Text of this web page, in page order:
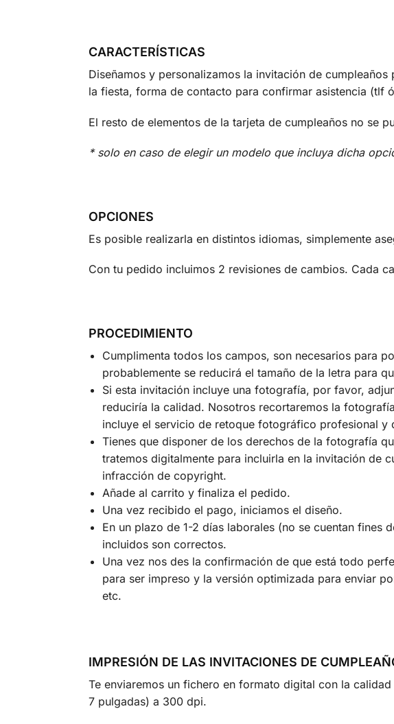
CARACTERÍSTICAS
Diseñamos y personalizamos la invitación de
la fiesta, forma de contacto para confirmar asistencia (tlf
El resto de elementos de la tarjeta de cumpleaños no se
* solo en caso de elegir un modelo que incluya dicha
OPCIONES
Es posible realizarla en distintos idiomas, simplemente
Con tu pedido incluimos 2 revisiones de cambios. Cada
PROCEDIMIENTO
Cumplimenta todos los campos, son necesarios para
probablemente se reducirá el tamaño de la letra para
Si esta invitación incluye una fotografía, por favor,
reduciría la calidad. Nosotros recortaremos la
incluye el servicio de retoque fotográfico profesional y
Tienes que disponer de los derechos de la fotografía
tratemos digitalmente para incluirla en la invitación de
infracción de copyright.
Añade al carrito y finaliza el pedido.
Una vez recibido el pago, iniciamos el diseño.
En un plazo de 1-2 días laborales (no se cuentan fines
incluidos son correctos.
Una vez nos des la confirmación de que está todo
para ser impreso y la versión optimizada para enviar
etc.
IMPRESIÓN DE LAS INVITACIONES DE
Te enviaremos un fichero en formato digital con la
7 pulgadas) a 300 dpi.